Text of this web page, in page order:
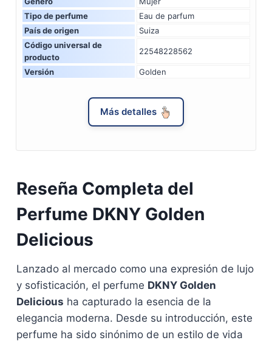
Tipo de perfume
Eau de parfum
País de origen
Suiza
Código universal de
producto
22548228562
Versión Golden
Más detalles
Reseña Completa del
Perfume DKNY Golden
Delicious
Lanzado al mercado como una expresión de lujo
y sofisticación, el perfume DKNY Golden
Delicious ha capturado la esencia de la
elegancia moderna. Desde su introducción, este
perfume ha sido sinónimo de un estilo de vida